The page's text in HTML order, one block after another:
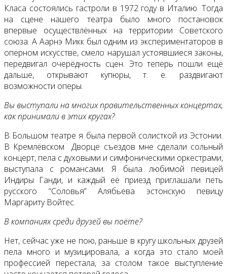
Класа состоялись гастроли в 1972 году в Италию. Тогда
на сцене нашего театра было много постановок
впервые осуществлённых на территории Советского
союза. А Аарнэ Микк был одним из экспериментаторов в
оперном искусстве, смело нарушал устоявшиеся законы,
передвигал очерёдность сцен. Это теперь пошли ещё
дальше, открывают купюры, т. е. раздвигают
возможности оперы.
Вы выступали на многих правительственных концертах,
как принимали в этих кругах?
В Большом театре я была первой солисткой из Эстонии.
В Кремлёвском Дворце съездов мне сделали сольный
концерт, пела с духовыми и симфоническими оркестрами,
выступала с романсами. Я была любимой певицей
Индиры Ганди, и каждый её приезд приглашали петь
русского “Соловья” Алябьева эстонскую певицу
Маргариту Войтес.
В компаниях среди друзей вы поёте?
Нет, сейчас уже не пою, раньше в кругу школьных друзей
пела много и музицировала, а когда это стало моей
профессией перестала, за столом такое выступление